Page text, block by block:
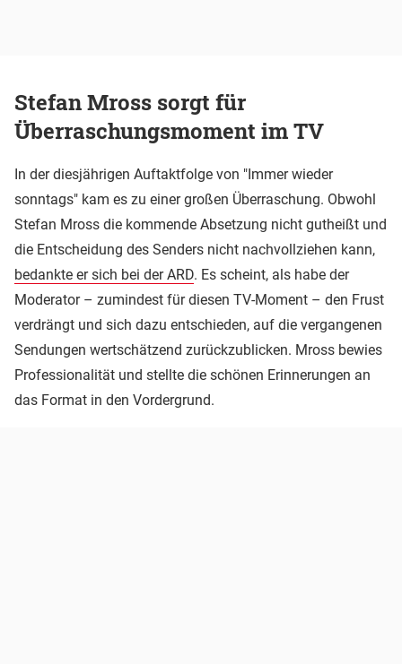
Stefan Mross sorgt für
Überraschungsmoment im TV
In der diesjährigen Auftaktfolge von "Immer wieder
sonntags" kam es zu einer großen Überraschung. Obwohl
Stefan Mross die kommende Absetzung nicht gutheißt und
die Entscheidung des Senders nicht nachvollziehen kann,
bedankte er sich bei der ARD. Es scheint, als habe der
Moderator – zumindest für diesen TV-Moment – den Frust
verdrängt und sich dazu entschieden, auf die vergangenen
Sendungen wertschätzend zurückzublicken. Mross bewies
Professionalität und stellte die schönen Erinnerungen an
das Format in den Vordergrund.